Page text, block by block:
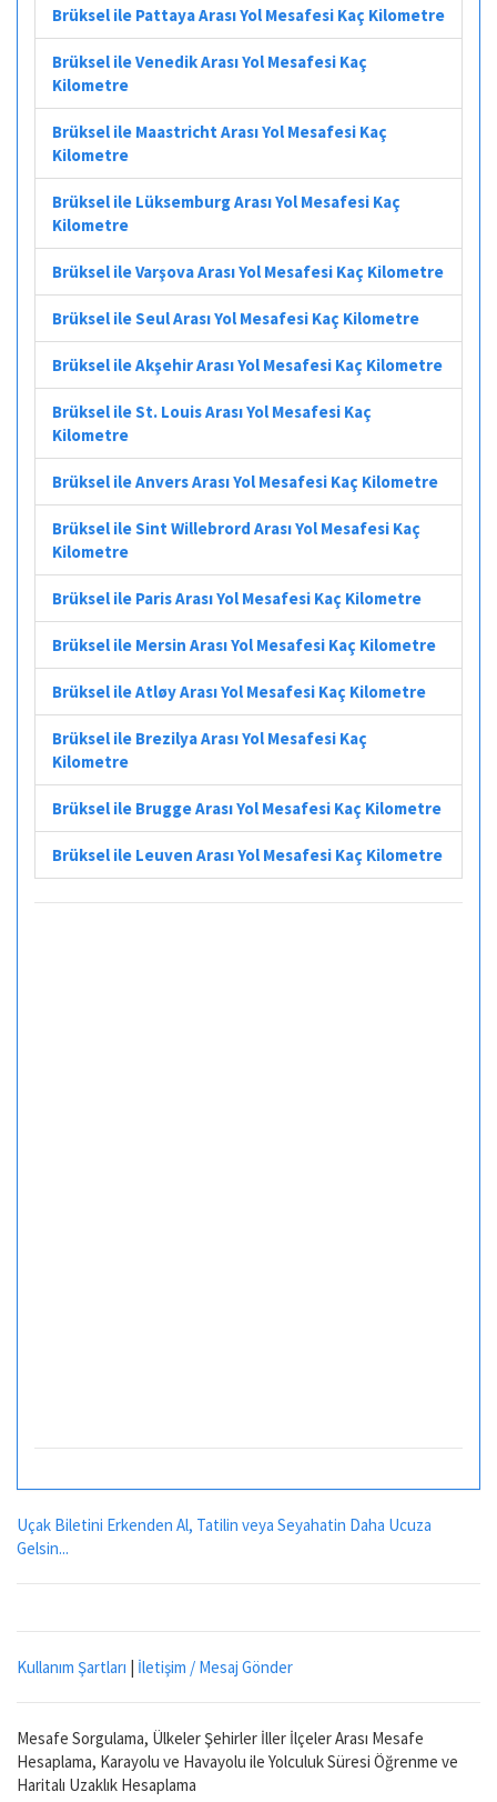
Brüksel ile Pattaya Arası Yol Mesafesi Kaç Kilometre
Brüksel ile Venedik Arası Yol Mesafesi Kaç
Kilometre
Brüksel ile Maastricht Arası Yol Mesafesi Kaç
Kilometre
Brüksel ile Lüksemburg Arası Yol Mesafesi Kaç
Kilometre
Brüksel ile Varşova Arası Yol Mesafesi Kaç Kilometre
Brüksel ile Seul Arası Yol Mesafesi Kaç Kilometre
Brüksel ile Akşehir Arası Yol Mesafesi Kaç Kilometre
Brüksel ile St. Louis Arası Yol Mesafesi Kaç
Kilometre
Brüksel ile Anvers Arası Yol Mesafesi Kaç Kilometre
Brüksel ile Sint Willebrord Arası Yol Mesafesi Kaç
Kilometre
Brüksel ile Paris Arası Yol Mesafesi Kaç Kilometre
Brüksel ile Mersin Arası Yol Mesafesi Kaç Kilometre
Brüksel ile Atløy Arası Yol Mesafesi Kaç Kilometre
Brüksel ile Brezilya Arası Yol Mesafesi Kaç
Kilometre
Brüksel ile Brugge Arası Yol Mesafesi Kaç Kilometre
Brüksel ile Leuven Arası Yol Mesafesi Kaç Kilometre
Uçak Biletini Erkenden Al, Tatilin veya Seyahatin Daha Ucuza
Gelsin...
Kullanım Şartları | İletişim / Mesaj Gönder
Mesafe Sorgulama, Ülkeler Şehirler İller İlçeler Arası Mesafe
Hesaplama, Karayolu ve Havayolu ile Yolculuk Süresi Öğrenme ve
Haritalı Uzaklık Hesaplama